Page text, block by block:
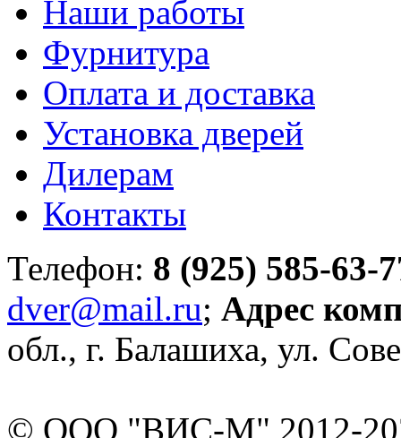
Наши работы
Фурнитура
Оплата и доставка
Установка дверей
Дилерам
Контакты
Телефон: 8 (925) 585-63-
dver@mail.ru; Адрес
обл., г. Балашиха, ул.
© ООО "ВИС-М" 2012-